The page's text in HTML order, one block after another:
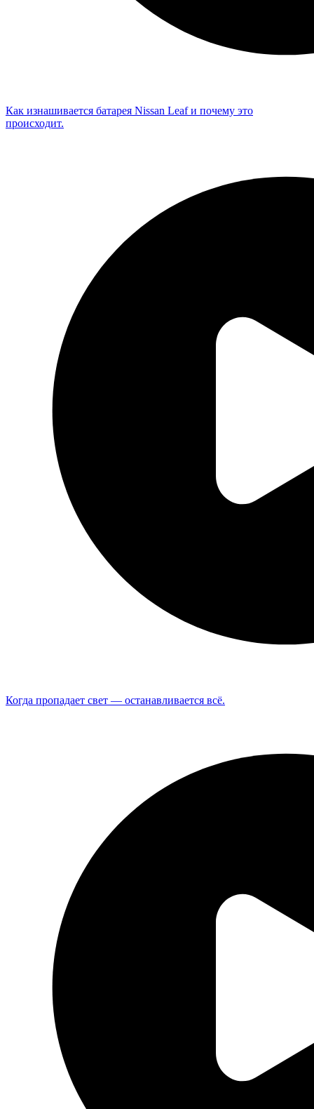
Как изнашивается батарея Nissan Leaf и почему это
происходит.
Когда пропадает свет — останавливается всё.